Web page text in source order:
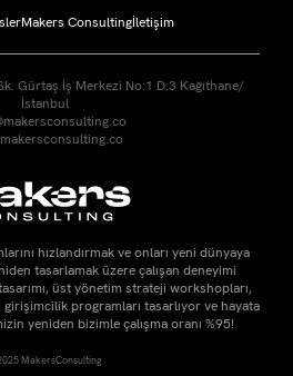
Makers Consultingİletişim
Gürtaş İş Merkezi No:1 D:3 Kağıthane/
İstanbul
hızlandırmak ve onları yeni dünyaya
tasarlamak üzere çalışan deneyimi
üst yönetim strateji workshopları,
programları tasarlıyor ve hayata
yeniden bizimle çalışma oranı %95!
MakersConsulting